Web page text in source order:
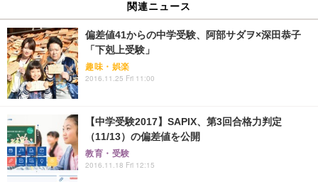
関連ニュース
偏差値41からの中学受験、阿部サダヲ×深田恭子
「下剋上受験」
趣味・娯楽
2016.11.25 Fri 11:00
【中学受験2017】SAPIX、第3回合格力判定
（11/13）の偏差値を公開
教育・受験
2016.11.18 Fri 12:15